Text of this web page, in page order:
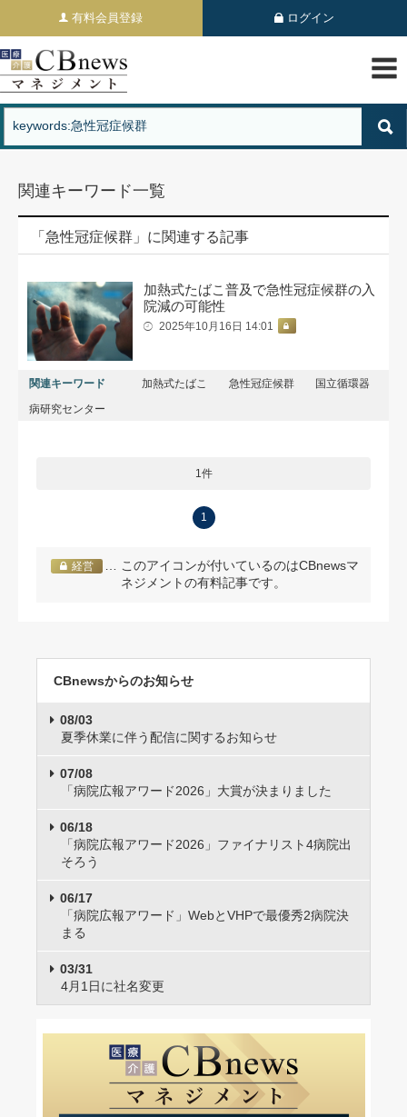
有料会員登録 ログイン
関連キーワード一覧
「急性冠症候群」に関連する記事
加熱式たばこ普及で急性冠症候群の入
院減の可能性
2025年10月16日 14:01
関連キーワード 加熱式たばこ 急性冠症候群
国立循環器
病研究センター
1件
1
経営
… このアイコンが付いているのはCBnewsマ
ネジメントの有料記事です。
CBnewsからのお知らせ
08/03
夏季休業に伴う配信に関するお知らせ
07/08
「病院広報アワード2026」大賞が決まりました
06/18
「病院広報アワード2026」ファイナリスト4病院出
そろう
06/17
「病院広報アワード」WebとVHPで最優秀2病院決
まる
03/31
4月1日に社名変更